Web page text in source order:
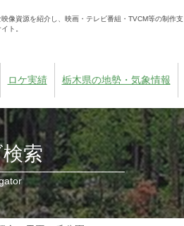
像資源を紹介し、映画・テレビ番組・TVCM等の制作支
ト。
ロケ実績 栃木県の地勢・気象情報
索